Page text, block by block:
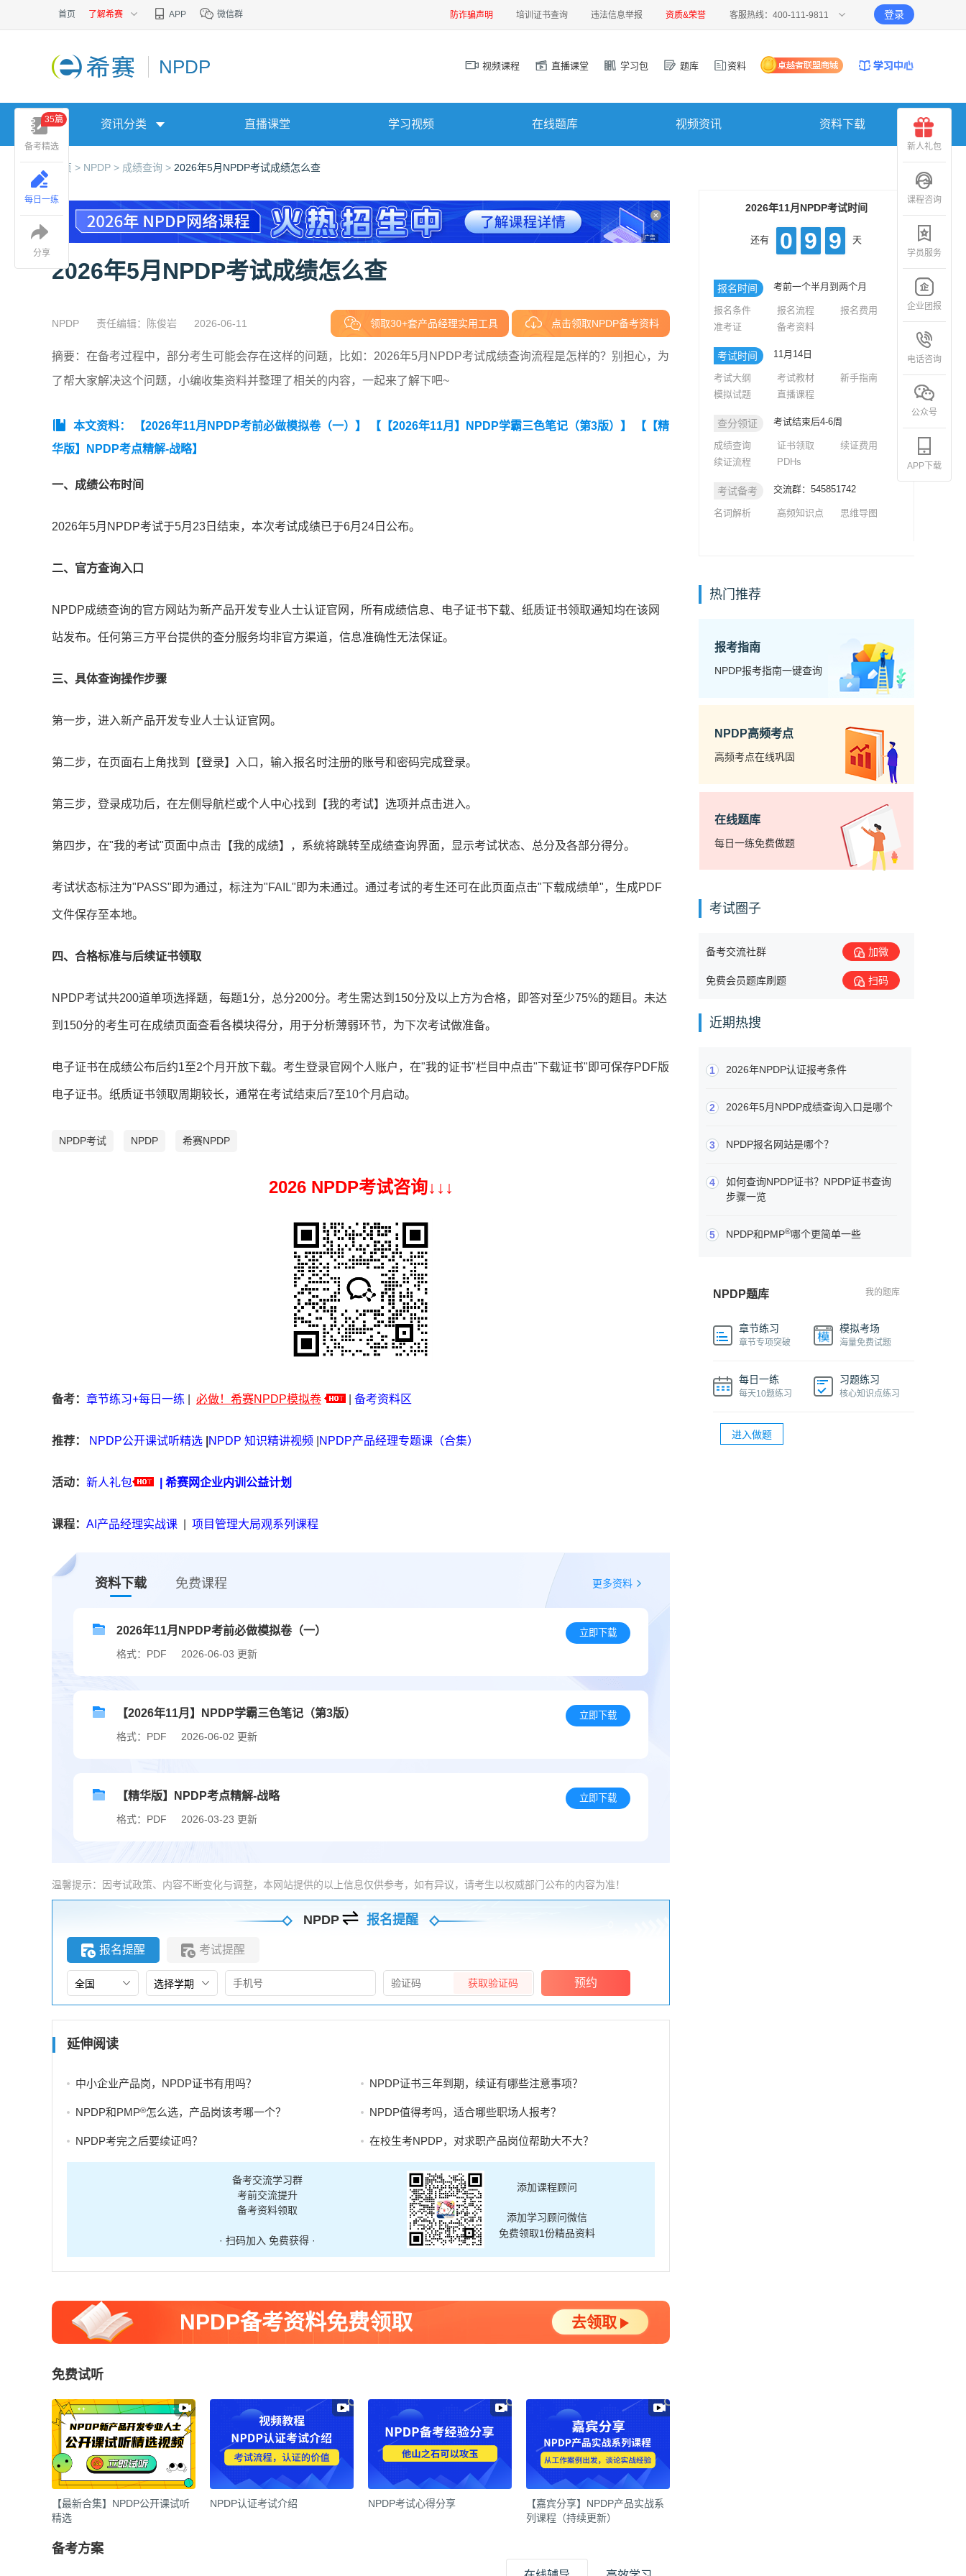
首页 了解希赛 APP 微信群 防诈骗声明 培训证书查询 违法信息举报 资质&荣誉 客服热线：400-111-9811 登录
NPDP 视频课程 直播课堂 学习包 题库 资料
资讯分类 直播课堂 学习视频 在线题库 视频资讯 资料下载
首页 > NPDP > 成绩查询 > 2026年5月NPDP考试成绩怎么查
广告
2026年5月NPDP考试成绩怎么查
NPDP 责任编辑：陈俊岩 2026-06-11 领取30+套产品经理实用工具 点击领取NPDP备考资料
摘要：在备考过程中，部分考生可能会存在这样的问题，比如：2026年5月NPDP考试成绩查询流程是怎样的？别担心，为
了帮大家解决这个问题，小编收集资料并整理了相关的内容，一起来了解下吧~
本文资料： 【2026年11月NPDP考前必做模拟卷（一）】 【【2026年11月】NPDP学霸三色笔记（第3版）】
【【精
华版】NPDP考点精解-战略】
一、成绩公布时间
2026年5月NPDP考试于5月23日结束，本次考试成绩已于6月24日公布。
二、官方查询入口
NPDP成绩查询的官方网站为新产品开发专业人士认证官网，所有成绩信息、电子证书下载、纸质证书领取通知均在该网
站发布。任何第三方平台提供的查分服务均非官方渠道，信息准确性无法保证。
三、具体查询操作步骤
第一步，进入新产品开发专业人士认证官网。
第二步，在页面右上角找到【登录】入口，输入报名时注册的账号和密码完成登录。
第三步，登录成功后，在左侧导航栏或个人中心找到【我的考试】选项并点击进入。
第四步，在"我的考试"页面中点击【我的成绩】，系统将跳转至成绩查询界面，显示考试状态、总分及各部分得分。
考试状态标注为"PASS"即为通过，标注为"FAIL"即为未通过。通过考试的考生还可在此页面点击"下载成绩单"，生成PDF
文件保存至本地。
四、合格标准与后续证书领取
NPDP考试共200道单项选择题，每题1分，总分200分。考生需达到150分及以上方为合格，即答对至少75%的题目。未达
到150分的考生可在成绩页面查看各模块得分，用于分析薄弱环节，为下次考试做准备。
电子证书在成绩公布后约1至2个月开放下载。考生登录官网个人账户，在"我的证书"栏目中点击"下载证书"即可保存PDF版
电子证书。纸质证书领取周期较长，通常在考试结束后7至10个月启动。
NPDP考试 NPDP 希赛NPDP
2026 NPDP考试咨询↓ ↓ ↓
备考： 章节练习+每日一练 必做！希赛NPDP模拟卷 备考资料区
推荐： NPDP公开课试听精选 NPDP 知识精讲视频 NPDP产品经理专题课（合集）
活动： 新人礼包 希赛网企业内训公益计划
课程： AI产品经理实战课 项目管理大局观系列课程
资料下载 免费课程 更多资料
2026年11月NPDP考前必做模拟卷（一）
格式：PDF 2026-06-03 更新
立即下载
【2026年11月】NPDP学霸三色笔记（第3版）
格式：PDF 2026-06-02 更新
立即下载
【精华版】NPDP考点精解-战略
格式：PDF 2026-03-23 更新
立即下载
温馨提示：因考试政策、内容不断变化与调整，本网站提供的以上信息仅供参考，如有异议，请考生以权威部门公布的内容为准！
NPDP 报名提醒
报名提醒 考试提醒
获取验证码 预约
延伸阅读
中小企业产品岗，NPDP证书有用吗？ NPDP证书三年到期，续证有哪些注意事项？
NPDP和PMP®怎么选，产品岗该考哪一个？ NPDP值得考吗，适合哪些职场人报考？
NPDP考完之后要续证吗？ 在校生考NPDP，对求职产品岗位帮助大不大？
备考交流学习群
考前交流提升
备考资料领取
· 扫码加入 免费获得 ·
添加课程顾问
添加学习顾问微信
免费领取1份精品资料
NPDP备考资料免费领取 去领取
免费试听
【最新合集】NPDP公开课试听
精选
NPDP认证考试介绍 NPDP考试心得分享
【嘉宾分享】NPDP产品实战系
列课程（持续更新）
备考方案
2026年11月NPDP考试时间
还有 0 9 9 天
报名时间 考前一个半月到两个月
报名条件 报名流程
报名费用
准考证
备考资料
考试时间 11月14日
考试大纲 考试教材
新手指南
模拟试题
直播课程
查分领证 考试结束后4-6周
成绩查询 证书领取
续证费用
续证流程
PDHs
考试备考 交流群：545851742
名词解析 高频知识点 思维导图
热门推荐
报考指南
NPDP报考指南一键查询
NPDP高频考点
高频考点在线巩固
在线题库
每日一练免费做题
考试圈子
备考交流社群 加微
免费会员题库刷题 扫码
近期热搜
1 2026年NPDP认证报考条件
2 2026年5月NPDP成绩查询入口是哪个
3 NPDP报名网站是哪个？
4
如何查询NPDP证书？NPDP证书查询
步骤一览
5 NPDP和PMP®哪个更简单一些
NPDP题库 我的题库
章节练习
章节专项突破
模拟考场
海量免费试题
每日一练
每天10题练习
习题练习
核心知识点练习
进入做题
备考精选
35篇
每日一练
分享
新人礼包
课程咨询
学员服务
企业团报
电话咨询
公众号
APP下载